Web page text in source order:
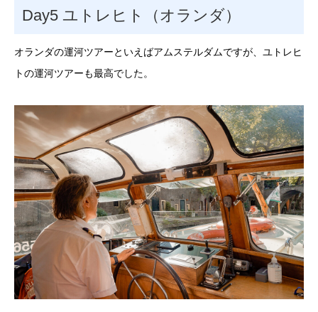
Day5 ユトレヒト（オランダ）
オランダの運河ツアーといえばアムステルダムですが、ユトレヒ
トの運河ツアーも最高でした。